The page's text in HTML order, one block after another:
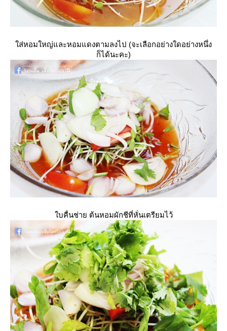
ส่หอมใหญ่และหอมแดงตามลงไป (จะเลือกอย่างใดอย่างหนึ่ง
ก็ได้นะคะ)
บคื่นช่าย ต้นหอมผักชีที่หั่นเตรียมไว้